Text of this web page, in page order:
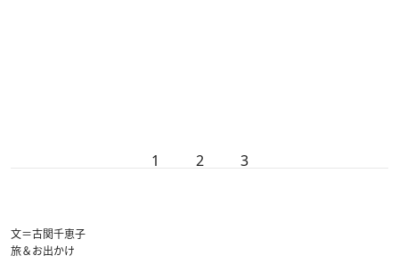
1 2 3
文＝古関千恵子
旅＆お出かけ